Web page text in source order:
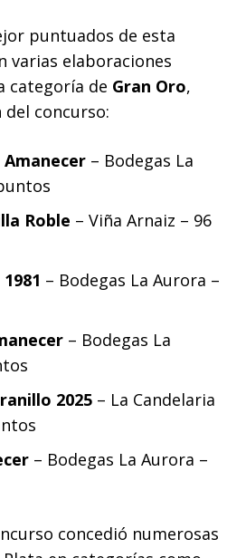
puntuados de esta
varias elaboraciones
categoría de Gran Oro,
concurso:
– Bodegas La
Roble – Viña Arnaiz – 96
– Bodegas La Aurora –
– Bodegas La
2025 – La Candelaria
– Bodegas La Aurora –
concedió numerosas